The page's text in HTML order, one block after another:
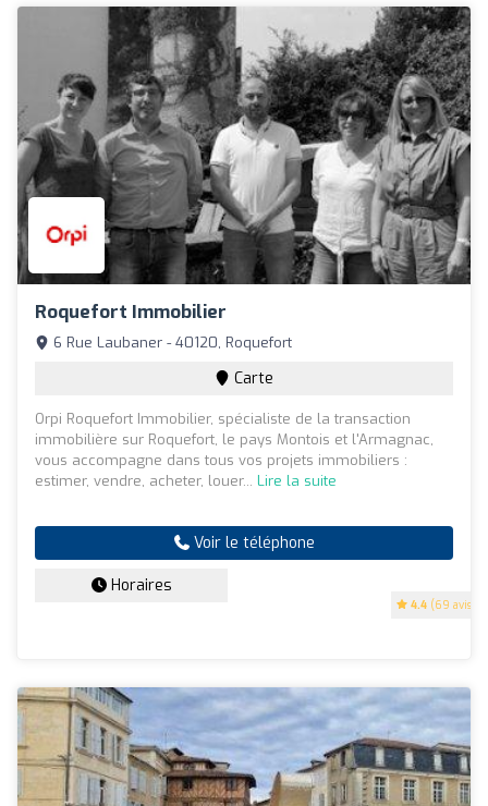
Roquefort Immobilier
4.4 (69 avis)
6 Rue Laubaner - 40120, Roquefort
Carte
Orpi Roquefort Immobilier, spécialiste de la transaction
immobilière sur Roquefort, le pays Montois et l'Armagnac,
vous accompagne dans tous vos projets immobiliers :
estimer, vendre, acheter, louer... Lire la suite
Voir le téléphone
Horaires